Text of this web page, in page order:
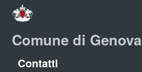
Comune di Genova
Contatti